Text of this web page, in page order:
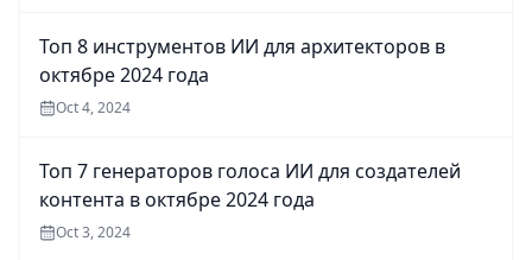
Топ 8 инструментов ИИ для архитекторов в
октябре 2024 года
Oct 4, 2024
Топ 7 генераторов голоса ИИ для создателей
контента в октябре 2024 года
Oct 3, 2024